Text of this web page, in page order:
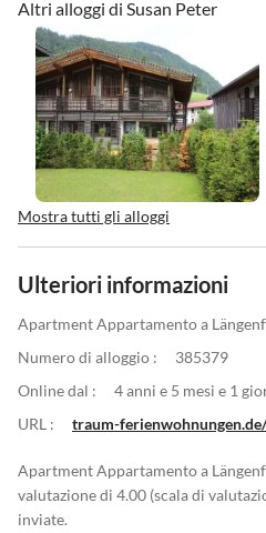
Altri alloggi di Susan Peter
Mostra tutti gli alloggi
Ulteriori informazioni
Apartment Appartamento a
Numero di alloggio :
385379
Online dal :
4 anni e 5 mesi e 1
URL :
traum-
Apartment Appartamento a
valutazione di 4.00 (scala di
inviate.